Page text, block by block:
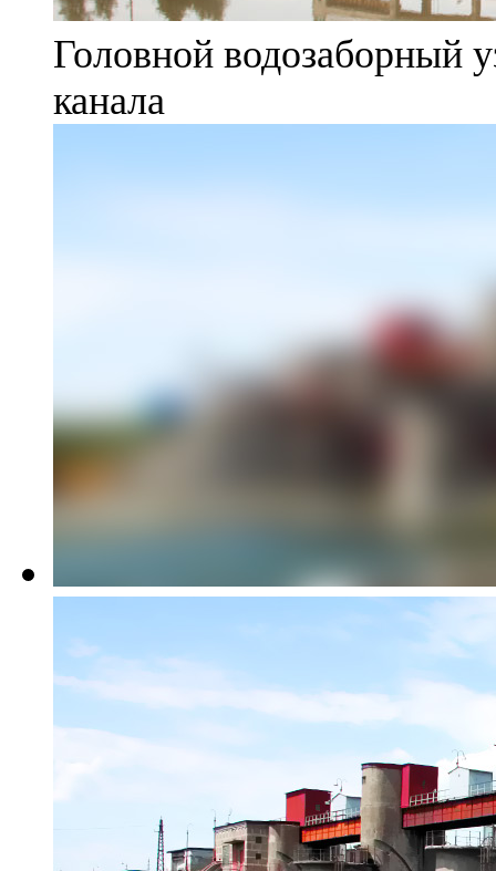
Головной водозаборный
канала